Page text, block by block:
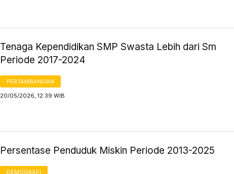
Tenaga Kependidikan SMP Swasta Lebih dari Sm
Periode 2017-2024
PERTAMBANGAN
20/05/2026, 12:39 WIB
Persentase Penduduk Miskin Periode 2013-2025
DEMOGRAFI